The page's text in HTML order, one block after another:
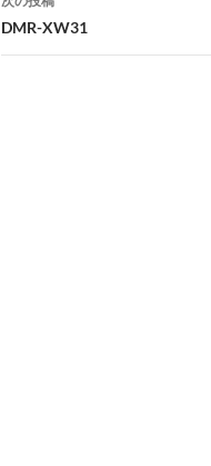
ビ
ゲ
DMR-XW31